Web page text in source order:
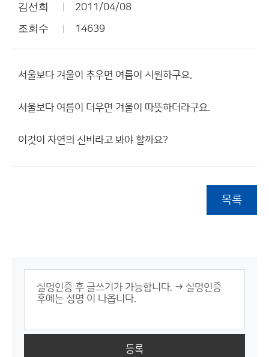
김선희 2011/04/08
조회수 14639
서울보다 겨울이 추우면 여름이 시원하구요.
서울보다 여름이 더우면 겨울이 따뜻하더라구요.
이것이 자연의 신비라고 봐야 할까요?
목록
등록